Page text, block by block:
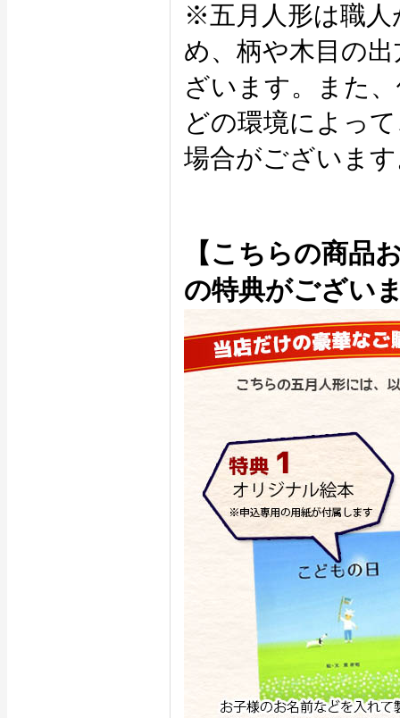
※五月人形は職人
め、柄や木目の
ざいます。また
どの環境によっ
場合がございま
【こちらの商品
の特典がござい